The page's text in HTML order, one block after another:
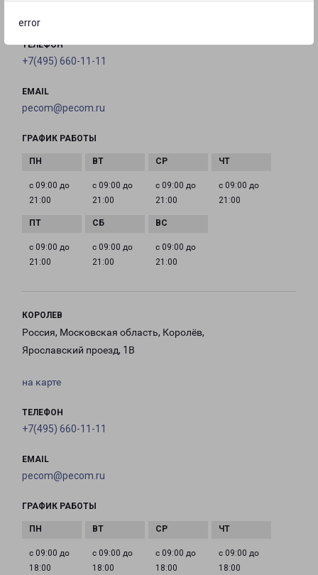
error
ТЕЛЕФОН
+7(495) 660-11-11
EMAIL
pecom@pecom.ru
ГРАФИК РАБОТЫ
с 09:00 до
21:00
с 09:00 до
21:00
с 09:00 до
21:00
с 09:00 до
21:00
с 09:00 до
21:00
с 09:00 до
21:00
с 09:00 до
21:00
КОРОЛЕВ
Россия, Московская область, Королёв,
Ярославский проезд, 1В
на карте
ТЕЛЕФОН
+7(495) 660-11-11
EMAIL
pecom@pecom.ru
ГРАФИК РАБОТЫ
с 09:00 до
18:00
с 09:00 до
18:00
с 09:00 до
18:00
с 09:00 до
18:00